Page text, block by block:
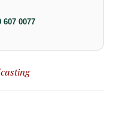
607 0077